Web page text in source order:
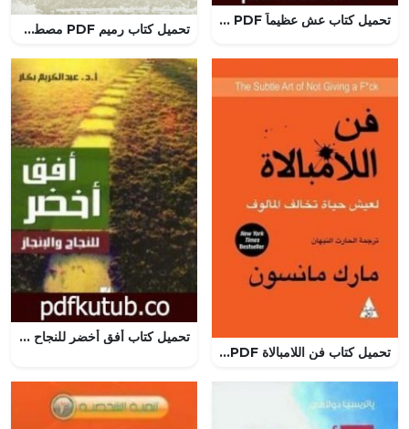
تحميل كتاب عش عظيماً PDF تأليف كريم الشاذلي مجانا [كامل]
تحميل كتاب رميم PDF مصطفى حسني مجانا برابط مباشر
تحميل كتاب فن اللامبالاة PDF مارك مانسون بالعربي والانجليزي
تحميل كتاب أفق أخضر للنجاح والإنجاز PDF تأليف عبد الكريم بكار مجانا [كامل]